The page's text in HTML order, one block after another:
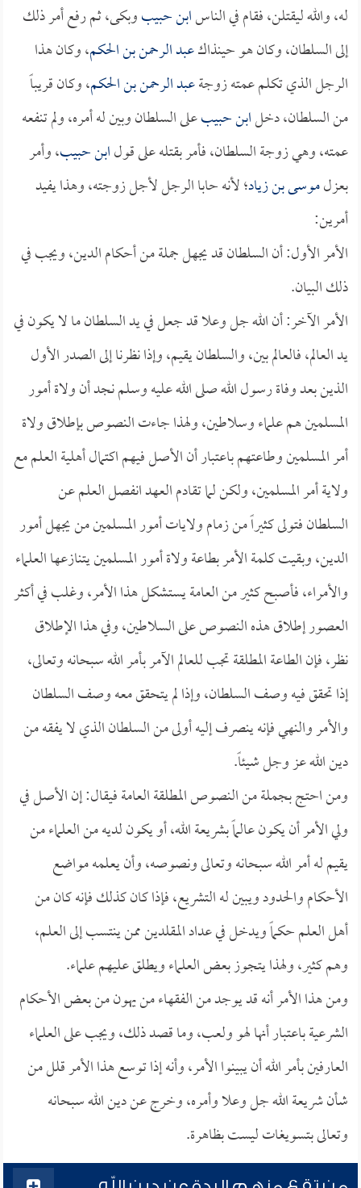
له، والله ليقتلن، فقام في الناسابن حبيبوبكى، ثم رفع أمر ذلك
إلى السلطان، وكان هو حينذاكعبد الرحمن بن الحكم، وكان هذا
الرجل الذي تكلم عمته زوجةعبد الرحمن بن الحكم، وكان قريباً
من السلطان، دخلابن حبيبعلى السلطان وبين له أمره، ولم تنفعه
عمته، وهي زوجة السلطان، فأمر بقتله على قولابن حبيب، وأمر
بعزلموسى بن زياد؛ لأنه حابا الرجل لأجل زوجته، وهذا يفيد
أمرين:
الأمر الأول: أن السلطان قد يجهل جملة من أحكام الدين، ويجب في
ذلك البيان.
الأمر الآخر: أن الله جل وعلا قد جعل في يد السلطان ما لا يكون في
يد العالم، فالعالم بين، والسلطان يقيم، وإذا نظرنا إلى الصدر الأول
الذين بعد وفاة رسول الله صلى الله عليه وسلم نجد أن ولاة أمور
المسلمين هم علماء وسلاطين، ولهذا جاءت النصوص بإطلاق ولاة
أمر المسلمين وطاعتهم باعتبار أن الأصل فيهم اكتمال أهلية العلم مع
ولاية أمر المسلمين، ولكن لما تقادم العهد انفصل العلم عن
السلطان فتولى كثيراً من زمام ولايات أمور المسلمين من يجهل أمور
الدين، وبقيت كلمة الأمر بطاعة ولاة أمور المسلمين يتنازعها العلماء
والأمراء، فأصبح كثير من العامة يستشكل هذا الأمر، وغلب في أكثر
العصور إطلاق هذه النصوص على السلاطين، وفي هذا الإطلاق
نظر، فإن الطاعة المطلقة تجب للعالم الآمر بأمر الله سبحانه وتعالى،
إذا تحقق فيه وصف السلطان، وإذا لم يتحقق معه وصف السلطان
والأمر والنهي فإنه ينصرف إليه أولى من السلطان الذي لا يفقه من
دين الله عز وجل شيئاً.
ومن احتج بجملة من النصوص المطلقة العامة فيقال: إن الأصل في
ولي الأمر أن يكون عالماً بشريعة الله، أو يكون لديه من العلماء من
يقيم له أمر الله سبحانه وتعالى ونصوصه، وأن يعلمه مواضع
الأحكام والحدود ويبين له التشريع، فإذا كان كذلك فإنه كان من
أهل العلم حكماً ويدخل في عداد المقلدين ممن ينتسب إلى العلم،
وهم كثير، ولهذا يتجوز بعض العلماء ويطلق عليهم علماء.
ومن هذا الأمر أنه قد يوجد من الفقهاء من يهون من بعض الأحكام
الشرعية باعتبار أنها لهو ولعب، وما قصد ذلك، ويجب على العلماء
العارفين بأمر الله أن يبينوا الأمر، وأنه إذا توسع هذا الأمر قلل من
شأن شريعة الله جل وعلا وأمره، وخرج عن دين الله سبحانه
وتعالى بتسويغات ليست بظاهرة.